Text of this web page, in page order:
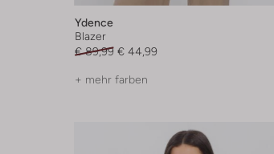
Ydence
Blazer
€ 89,99 € 44,99
+ mehr farben